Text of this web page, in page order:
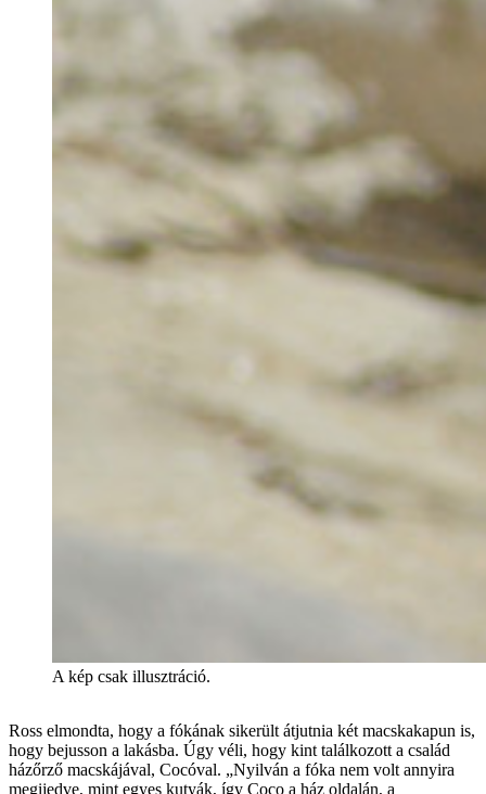
A kép csak illusztráció.
Ross elmondta, hogy a fókának sikerült átjutnia két macskakapun is,
hogy bejusson a lakásba. Úgy véli, hogy kint találkozott a család
házőrző macskájával, Cocóval. „Nyilván a fóka nem volt annyira
megijedve, mint egyes kutyák, így Coco a ház oldalán, a